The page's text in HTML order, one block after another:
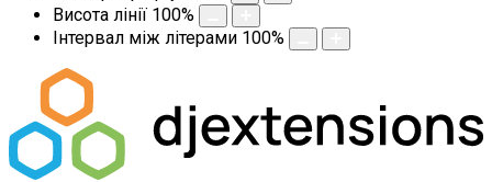
Висота лінії 100%
Інтервал між літерами 100%